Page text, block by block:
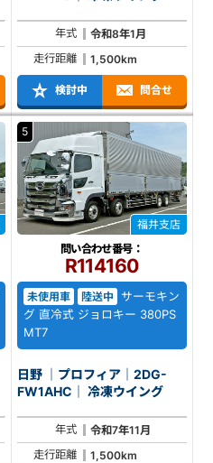
年式
令和8年1月
走行距離
1,500km
検討中 問合せ
5
福井支店
問い合わせ番号：
R114160
未使用車 陸送中
サーモキン
グ 直冷式 ジョロキー 380PS
MT7
日野 ｜プロフィア｜2DG-
FW1AHC｜ 冷凍ウイング
年式
令和7年11月
走行距離
1,500km